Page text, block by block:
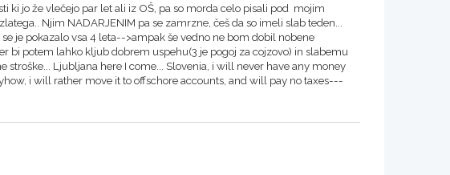
ki jo že vlečejo par let ali iz OŠ, pa so morda celo pisali pod mojim
Njim NADARJENIM pa se zamrzne, češ da so imeli slab teden...
je pokazalo vsa 4 leta-->ampak še vedno ne bom dobil nobene
bi potem lahko kljub dobrem uspehu(3 je pogoj za cojzovo) in slabemu
stroške... Ljubljana here I come... Slovenia, i will never have any money
i will rather move it to offschore accounts, and will pay no taxes---